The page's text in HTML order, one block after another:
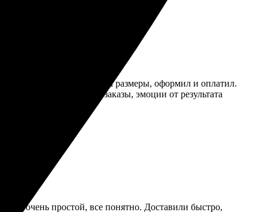
изображение, настроил размеры, оформил и оплатил.
Теперь планирую еще заказы, эмоции от результата
очень простой, все понятно. Доставили быстро,